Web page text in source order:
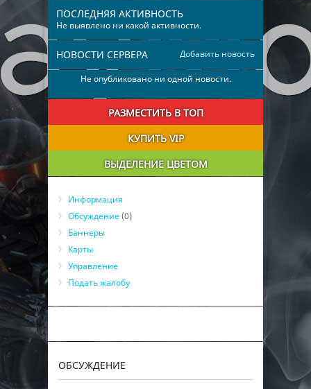
ПОСЛЕДНЯЯ АКТИВНОСТЬ
Не выявлено ни какой активности.
Добавить новость
НОВОСТИ СЕРВЕРА
Не опубликовано ни одной новости.
РАЗМЕСТИТЬ В ТОП
КУПИТЬ VIP
ВЫДЕЛЕНИЕ ЦВЕТОМ
Информация
Обсуждение (0)
Баннеры
Карты
Управление
Подать жалобу
ОБСУЖДЕНИЕ